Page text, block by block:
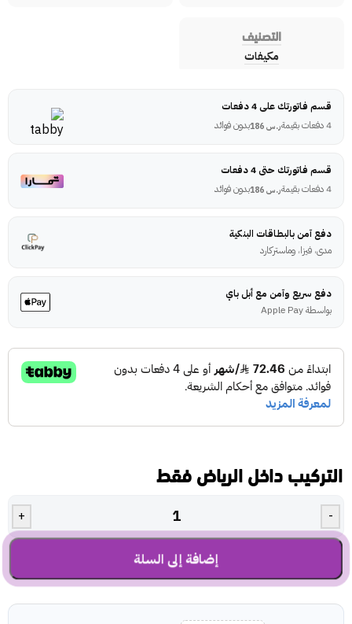
التصنيف
مكيفات
قسم فاتورتك على 4 دفعات
4 دفعات بقيمة
ر.س بدون فوائد
قسم فاتورتك حتى 4 دفعات
4 دفعات بقيمة
ر.س بدون فوائد
دفع آمن بالبطاقات البنكية
مدى، فيزا، وماستركارد
دفع سريع وآمن مع أبل باي
بواسطة Apple Pay
التركيب داخل الرياض فقط
-
+
إضافة إلى السلة